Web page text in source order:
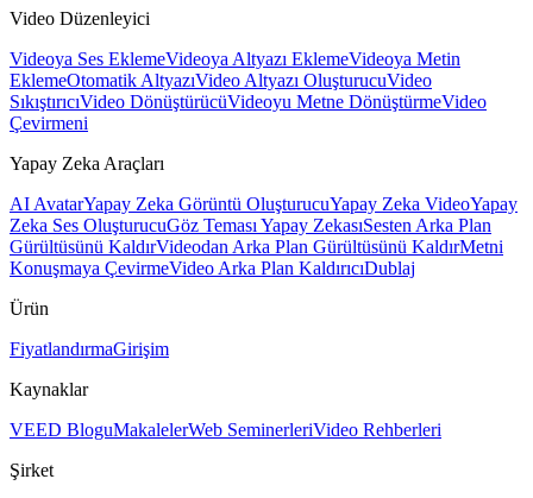
Video Düzenleyici
Videoya Ses EklemeVideoya Altyazı EklemeVideoya Metin
EklemeOtomatik AltyazıVideo Altyazı OluşturucuVideo
SıkıştırıcıVideo DönüştürücüVideoyu Metne DönüştürmeVideo
Çevirmeni
Yapay Zeka Araçları
AI AvatarYapay Zeka Görüntü OluşturucuYapay Zeka VideoYapay
Zeka Ses OluşturucuGöz Teması Yapay ZekasıSesten Arka Plan
Gürültüsünü KaldırVideodan Arka Plan Gürültüsünü KaldırMetni
Konuşmaya ÇevirmeVideo Arka Plan KaldırıcıDublaj
Ürün
FiyatlandırmaGirişim
Kaynaklar
VEED BloguMakalelerWeb SeminerleriVideo Rehberleri
Şirket